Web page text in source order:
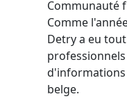
Communauté
Comme
Detry a eu
d'informations
belge.